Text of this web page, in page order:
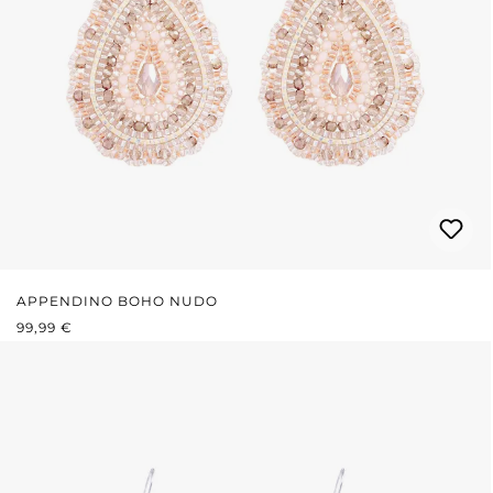
APPENDINO BOHO NUDO
PREZZO NORMALE:
99,99 €